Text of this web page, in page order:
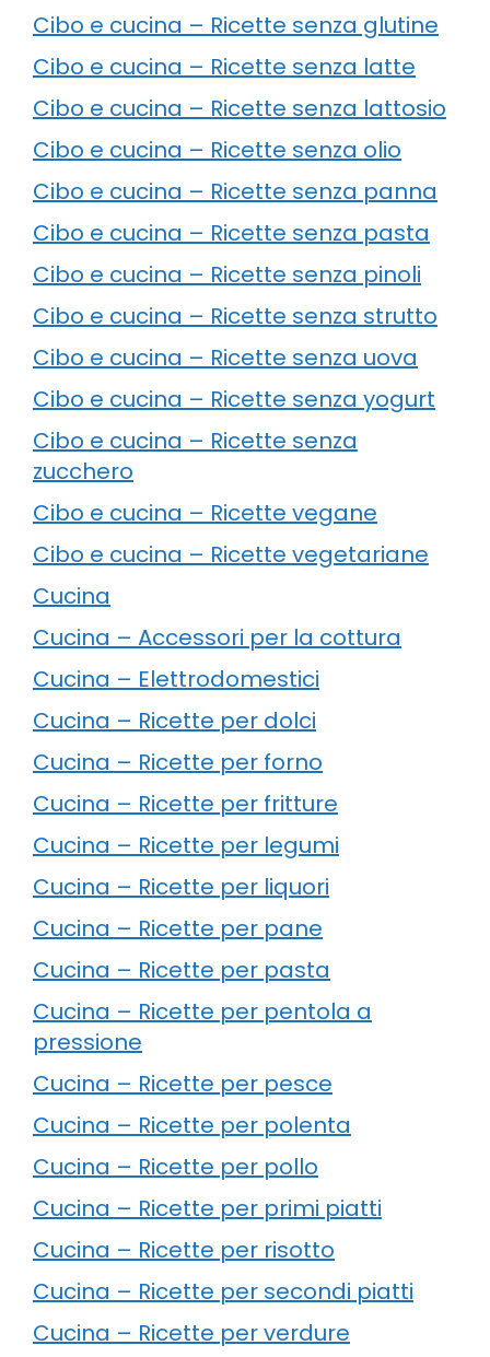
Cibo e cucina – Ricette senza glutine
Cibo e cucina – Ricette senza latte
Cibo e cucina – Ricette senza lattosio
Cibo e cucina – Ricette senza olio
Cibo e cucina – Ricette senza panna
Cibo e cucina – Ricette senza pasta
Cibo e cucina – Ricette senza pinoli
Cibo e cucina – Ricette senza strutto
Cibo e cucina – Ricette senza uova
Cibo e cucina – Ricette senza yogurt
Cibo e cucina – Ricette senza
zucchero
Cibo e cucina – Ricette vegane
Cibo e cucina – Ricette vegetariane
Cucina
Cucina – Accessori per la cottura
Cucina – Elettrodomestici
Cucina – Ricette per dolci
Cucina – Ricette per forno
Cucina – Ricette per fritture
Cucina – Ricette per legumi
Cucina – Ricette per liquori
Cucina – Ricette per pane
Cucina – Ricette per pasta
Cucina – Ricette per pentola a
pressione
Cucina – Ricette per pesce
Cucina – Ricette per polenta
Cucina – Ricette per pollo
Cucina – Ricette per primi piatti
Cucina – Ricette per risotto
Cucina – Ricette per secondi piatti
Cucina – Ricette per verdure